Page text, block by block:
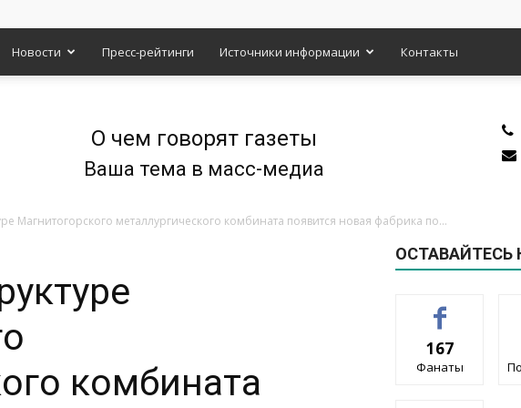
Новости Пресс-рейтинги Источники информации Контакты
О чем говорят газеты
Ваша тема в масс-медиа
Магнитогорского металлургического комбината появится новая фабрика по...
комбината
ОСТАВАЙТЕСЬ
167
Фанаты